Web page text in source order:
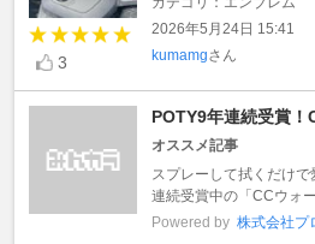
3
2026年5月24日 15:41
kumamgさん
POTY9年連続受賞！
オススメ記事
スプレーして拭くだけ
連続受賞中の「CCウォ
Powered by 株式会社プ